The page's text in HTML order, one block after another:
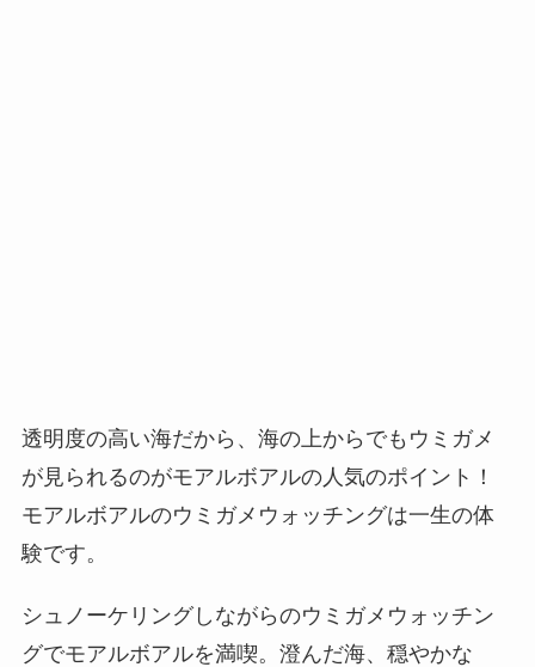
透明度の高い海だから、海の上からでもウミガメ
が見られるのがモアルボアルの人気のポイント！
モアルボアルのウミガメウォッチングは一生の体
験です。
シュノーケリングしながらのウミガメウォッチン
グでモアルボアルを満喫。澄んだ海、穏やかな